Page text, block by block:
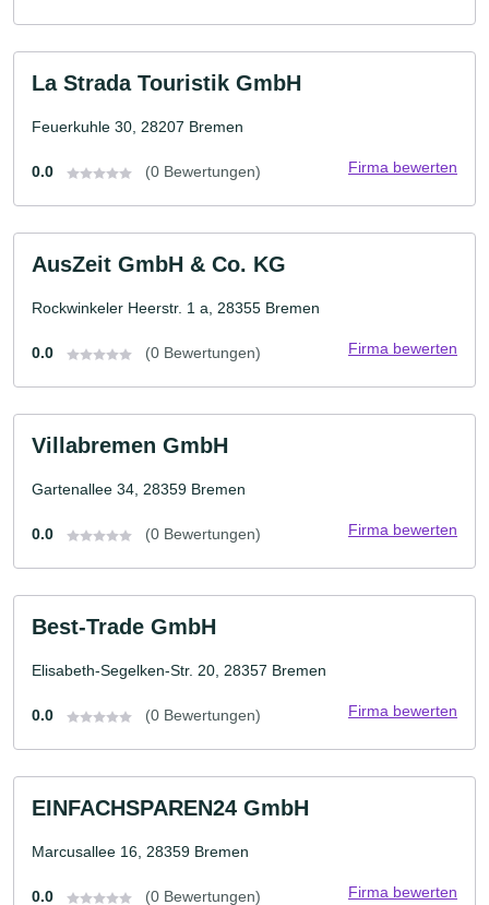
La Strada Touristik GmbH
Feuerkuhle 30, 28207 Bremen
0.0 (0 Bewertungen) Firma bewerten
AusZeit GmbH & Co. KG
Rockwinkeler Heerstr. 1 a, 28355 Bremen
0.0 (0 Bewertungen) Firma bewerten
Villabremen GmbH
Gartenallee 34, 28359 Bremen
0.0 (0 Bewertungen) Firma bewerten
Best-Trade GmbH
Elisabeth-Segelken-Str. 20, 28357 Bremen
0.0 (0 Bewertungen) Firma bewerten
EINFACHSPAREN24 GmbH
Marcusallee 16, 28359 Bremen
0.0 (0 Bewertungen) Firma bewerten